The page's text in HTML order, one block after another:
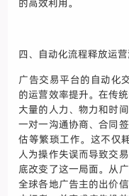
的高效利用。
四、自动化流程释放运
广告交易平台的自动化
的运营效率提升。在传
大量的人力、物力和时
一对一沟通协商、合同
估等繁琐工作。这不仅
人为操作失误而导致交
底改变了这一局面。从
全球各地广告主的出价